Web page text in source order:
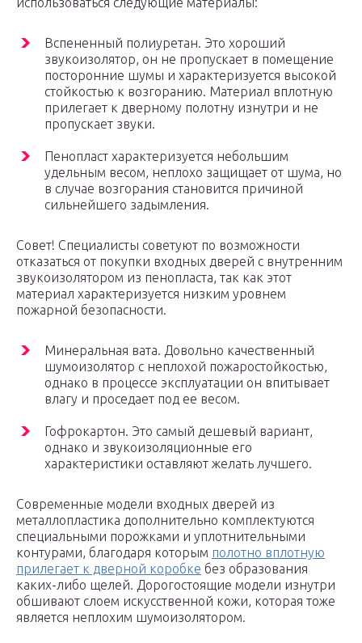
Вспененный полиуретан. Это хороший
звукоизолятор, он не пропускает в помещение
посторонние шумы и характеризуется высокой
стойкостью к возгоранию. Материал вплотную
прилегает к дверному полотну изнутри и не
пропускает звуки.
Пенопласт характеризуется небольшим
удельным весом, неплохо защищает от шума, но
в случае возгорания становится причиной
сильнейшего задымления.
Совет! Специалисты советуют по возможности
отказаться от покупки входных дверей с внутренним
звукоизолятором из пенопласта, так как этот
материал характеризуется низким уровнем
пожарной безопасности.
Минеральная вата. Довольно качественный
шумоизолятор с неплохой пожаростойкостью,
однако в процессе эксплуатации он впитывает
влагу и проседает под ее весом.
Гофрокартон. Это самый дешевый вариант,
однако и звукоизоляционные его
характеристики оставляют желать лучшего.
Современные модели входных дверей из
металлопластика дополнительно комплектуются
специальными порожками и уплотнительными
контурами, благодаря которым полотно вплотную
прилегает к дверной коробке без образования
каких-либо щелей. Дорогостоящие модели изнутри
обшивают слоем искусственной кожи, которая тоже
является неплохим шумоизолятором.